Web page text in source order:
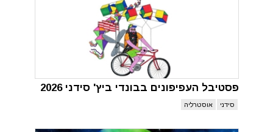
פסטיבל העפיפונים בבונדי ביץ' סידני 2026
סידני אוסטרליה